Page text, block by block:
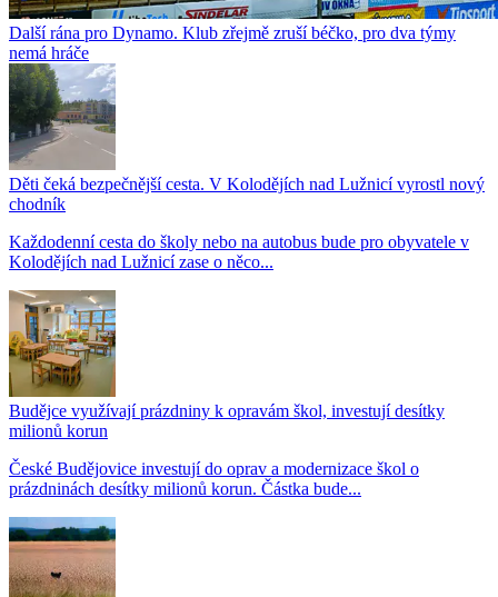
Další rána pro Dynamo. Klub zřejmě zruší béčko, pro dva týmy
nemá hráče
Děti čeká bezpečnější cesta. V Kolodějích nad Lužnicí vyrostl nový
chodník
Každodenní cesta do školy nebo na autobus bude pro obyvatele v
Kolodějích nad Lužnicí zase o něco...
Budějce využívají prázdniny k opravám škol, investují desítky
milionů korun
České Budějovice investují do oprav a modernizace škol o
prázdninách desítky milionů korun. Částka bude...